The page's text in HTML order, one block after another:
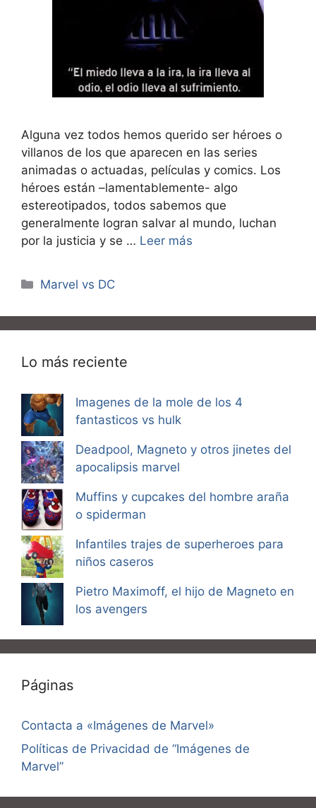
Alguna vez todos hemos querido ser héroes o
villanos de los que aparecen en las series
animadas o actuadas, películas y comics. Los
héroes están –lamentablemente- algo
estereotipados, todos sabemos que
generalmente logran salvar al mundo, luchan
por la justicia y se … Leer más
Categorías
Marvel vs DC
Lo más reciente
Imagenes de la mole de los 4
fantasticos vs hulk
Deadpool, Magneto y otros jinetes del
apocalipsis marvel
Muffins y cupcakes del hombre araña
o spiderman
Infantiles trajes de superheroes para
niños caseros
Pietro Maximoff, el hijo de Magneto en
los avengers
Páginas
Contacta a «Imágenes de Marvel»
Políticas de Privacidad de “Imágenes de
Marvel”